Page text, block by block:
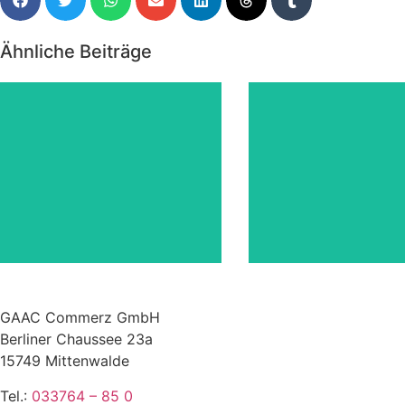
Ähnliche Beiträge
GAAC Commerz GmbH
Berliner Chaussee 23a
15749 Mittenwalde
Tel.: 033764 – 85 0